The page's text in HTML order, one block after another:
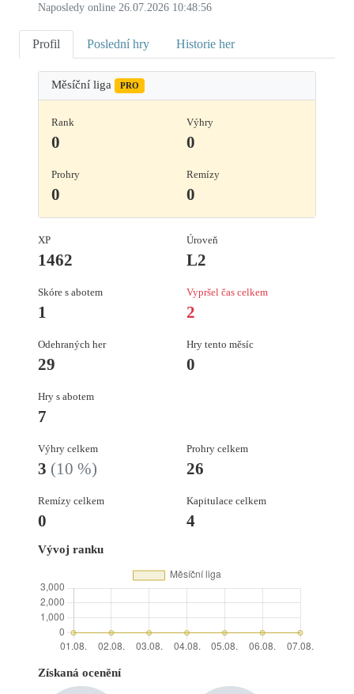
Naposledy online 26.07.2026 10:48:56
Profil Poslední hry Historie her
Měsíční liga PRO
Rank
0
Výhry
0
Prohry
0
Remízy
0
XP
1462
Úroveň
L2
Skóre s abotem
1
Vypršel čas celkem
2
Odehraných her
29
Hry tento měsíc
0
Hry s abotem
7
Výhry celkem
3 (10 %)
Prohry celkem
26
Remízy celkem
0
Kapitulace celkem
4
Vývoj ranku
Získaná ocenění